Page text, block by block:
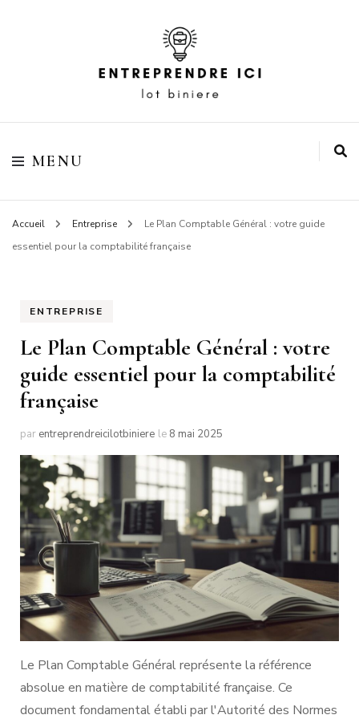
Entreprendre ici lot
MENU
Accueil Entreprise
Le Plan Comptable Général : votre guide
essentiel pour la comptabilité française
ENTREPRISE
Le Plan Comptable Général : votre
guide essentiel pour la comptabilité
française
par entreprendreicilotbiniere le 8 mai 2025
Le Plan Comptable Général représente la référence
absolue en matière de comptabilité française. Ce
document fondamental établi par l'Autorité des Normes